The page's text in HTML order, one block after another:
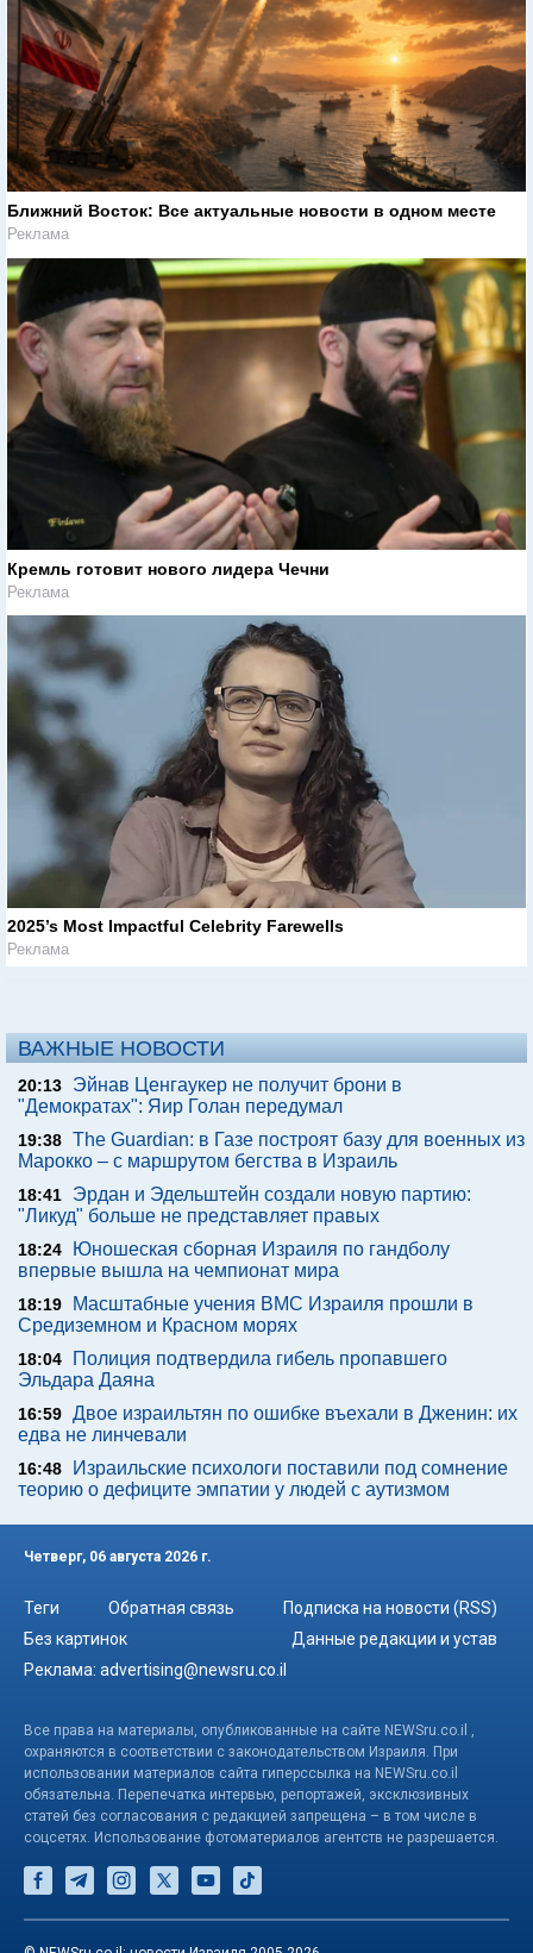
Ближний Восток: Все актуальные новости в одном месте
Реклама
Кремль готовит нового лидера Чечни
Реклама
2025’s Most Impactful Celebrity Farewells
Реклама
ВАЖНЫЕ НОВОСТИ
20:13
Эйнав Ценгаукер не получит брони в
"Демократах": Яир Голан передумал
19:38 The Guardian: в Газе построят базу для военных из
Марокко – с маршрутом бегства в Израиль
18:41
Эрдан и Эдельштейн создали новую партию:
"Ликуд" больше не представляет правых
18:24
Юношеская сборная Израиля по гандболу
впервые вышла на чемпионат мира
18:19
Масштабные учения ВМС Израиля прошли в
Средиземном и Красном морях
18:04
Полиция подтвердила гибель пропавшего
Эльдара Даяна
16:59 Двое израильтян по ошибке въехали в Дженин: их
едва не линчевали
16:48
Израильские психологи поставили под сомнение
теорию о дефиците эмпатии у людей с аутизмом
Четверг, 06 августа 2026 г.
Теги Обратная связь
Подписка на новости (RSS)
Без картинок
Данные редакции и устав
Реклама: advertising@newsru.co.il
Все права на материалы, опубликованные на сайте NEWSru.co.il ,
охраняются в соответствии с законодательством Израиля. При
использовании материалов сайта гиперссылка на NEWSru.co.il
обязательна. Перепечатка интервью, репортажей, эксклюзивных
статей без согласования с редакцией запрещена – в том числе в
соцсетях. Использование фотоматериалов агентств не разрешается.